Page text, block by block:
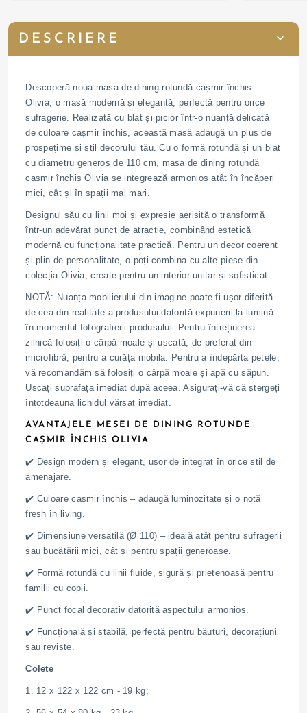
DESCRIERE
Descoperă noua masa de dining rotundă cașmir închis
Olivia, o masă modernă și elegantă, perfectă pentru orice
sufragerie. Realizată cu blat și picior într-o nuanță delicată
de culoare cașmir închis, această masă adaugă un plus de
prospețime și stil decorului tău. Cu o formă rotundă și un blat
cu diametru generos de 110 cm, masa de dining rotundă
cașmir închis Olivia se integrează armonios atât în încăperi
mici, cât și în spații mai mari.
Designul său cu linii moi și expresie aerisită o transformă
într-un adevărat punct de atracție, combinând estetică
modernă cu funcționalitate practică. Pentru un decor coerent
și plin de personalitate, o poți combina cu alte piese din
colecția Olivia, create pentru un interior unitar și sofisticat.
NOTĂ: Nuanța mobilierului din imagine poate fi ușor diferită
de cea din realitate a produsului datorită expunerii la lumină
în momentul fotografierii produsului. Pentru întreținerea
zilnică folosiți o cârpă moale și uscată, de preferat din
microfibră, pentru a curăța mobila. Pentru a îndepărta petele,
vă recomandăm să folosiți o cârpă moale și apă cu săpun.
Uscați suprafața imediat după aceea. Asigurați-vă că ștergeți
întotdeauna lichidul vărsat imediat.
AVANTAJELE MESEI DE DINING ROTUNDE
CAȘMIR ÎNCHIS OLIVIA
✔️ Design modern și elegant, ușor de integrat în orice stil de
amenajare.
✔️ Culoare cașmir închis – adaugă luminozitate și o notă
fresh în living.
✔️ Dimensiune versatilă (Ø 110) – ideală atât pentru sufragerii
sau bucătării mici, cât și pentru spații generoase.
✔️ Formă rotundă cu linii fluide, sigură și prietenoasă pentru
familii cu copii.
✔️ Punct focal decorativ datorită aspectului armonios.
✔️ Funcțională și stabilă, perfectă pentru băuturi, decorațiuni
sau reviste.
Colete
1. 12 x 122 x 122 cm - 19 kg;